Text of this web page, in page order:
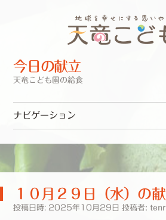
今日の献立
天竜こども園の給食
ナビゲーション
１０月２９日（水）の
投稿日時: 2025年10月29日 投稿者: